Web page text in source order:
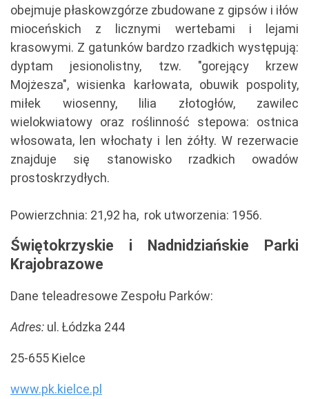
obejmuje płaskowzgórze zbudowane z gipsów i iłów
mioceńskich z licznymi wertebami i lejami
krasowymi. Z gatunków bardzo rzadkich występują:
dyptam jesionolistny, tzw. "gorejący krzew
Mojżesza", wisienka karłowata, obuwik pospolity,
miłek wiosenny, lilia złotogłów, zawilec
wielokwiatowy oraz roślinność stepowa: ostnica
włosowata, len włochaty i len żółty. W rezerwacie
znajduje się stanowisko rzadkich owadów
prostoskrzydłych.
Powierzchnia: 21,92 ha, rok utworzenia: 1956.
Świętokrzyskie i Nadnidziańskie Parki
Krajobrazowe
Dane teleadresowe Zespołu Parków:
Adres: ul. Łódzka 244
25-655 Kielce
www.pk.kielce.pl